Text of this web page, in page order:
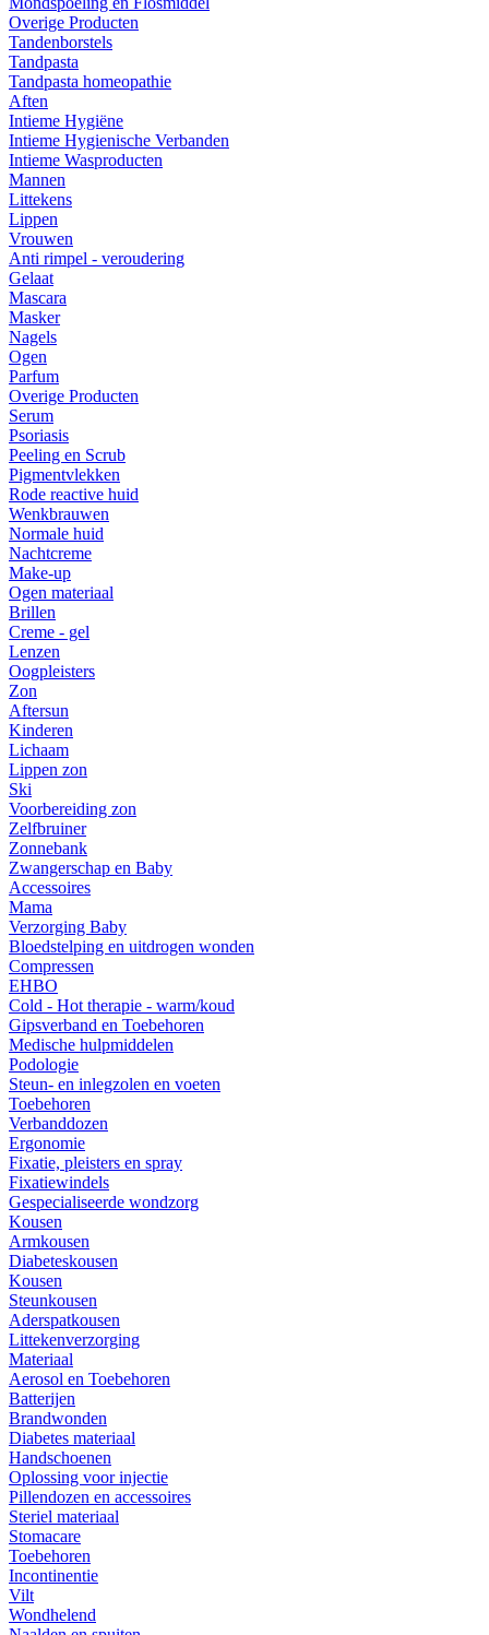
Overige Producten
Tandenborstels
Tandpasta
Tandpasta homeopathie
Aften
Intieme Hygiëne
Intieme Hygienische Verbanden
Intieme Wasproducten
Mannen
Littekens
Lippen
Vrouwen
Anti rimpel - veroudering
Gelaat
Mascara
Masker
Nagels
Ogen
Parfum
Overige Producten
Serum
Psoriasis
Peeling en Scrub
Pigmentvlekken
Rode reactive huid
Wenkbrauwen
Normale huid
Nachtcreme
Make-up
Ogen materiaal
Brillen
Creme - gel
Lenzen
Oogpleisters
Zon
Aftersun
Kinderen
Lichaam
Lippen zon
Ski
Voorbereiding zon
Zelfbruiner
Zonnebank
Zwangerschap en Baby
Accessoires
Mama
Verzorging Baby
Bloedstelping en uitdrogen wonden
Compressen
EHBO
Cold - Hot therapie - warm/koud
Gipsverband en Toebehoren
Medische hulpmiddelen
Podologie
Steun- en inlegzolen en voeten
Toebehoren
Verbanddozen
Ergonomie
Fixatie, pleisters en spray
Fixatiewindels
Gespecialiseerde wondzorg
Kousen
Armkousen
Diabeteskousen
Kousen
Steunkousen
Aderspatkousen
Littekenverzorging
Materiaal
Aerosol en Toebehoren
Batterijen
Brandwonden
Diabetes materiaal
Handschoenen
Oplossing voor injectie
Pillendozen en accessoires
Steriel materiaal
Stomacare
Toebehoren
Incontinentie
Vilt
Wondhelend